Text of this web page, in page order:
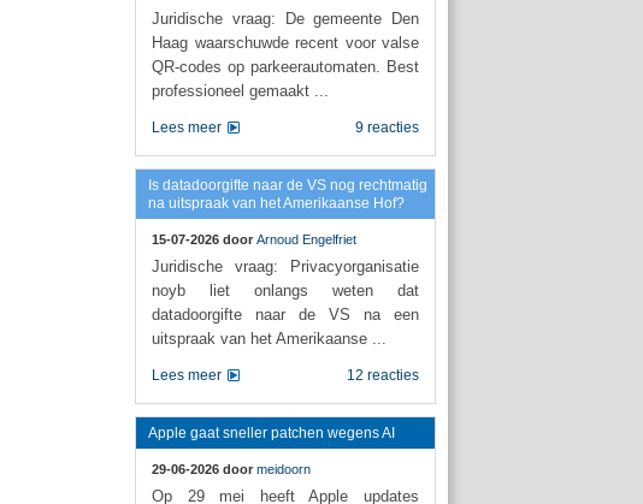
Juridische vraag: De gemeente Den
Haag waarschuwde recent voor valse
QR-codes op parkeerautomaten. Best
professioneel gemaakt ...
9 reacties
Lees meer
Is datadoorgifte naar de VS nog rechtmatig
na uitspraak van het Amerikaanse Hof?
15-07-2026 door Arnoud Engelfriet
Juridische vraag: Privacyorganisatie
noyb liet onlangs weten dat
datadoorgifte naar de VS na een
uitspraak van het Amerikaanse ...
12 reacties
Lees meer
Apple gaat sneller patchen wegens AI
29-06-2026 door meidoorn
Op 29 mei heeft Apple updates